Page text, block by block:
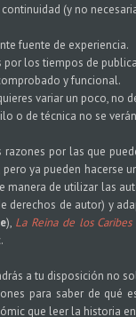
(y no
fuente de experiencia.
por los tiempos de
y funcional.
variar un poco, no
o de técnica no se
razones por las que
ya pueden hacerse
manera de utilizar las
derechos de autor) y
), La Reina de los Caribes
a tu disposición no
para saber de qué
que leer la historia